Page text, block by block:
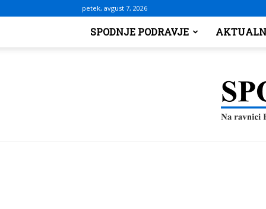
petek, avgust 7, 2026
SPODNJE PODRAVJE